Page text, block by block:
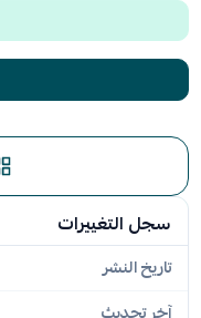
سجل التغييرات
تاريخ النشر